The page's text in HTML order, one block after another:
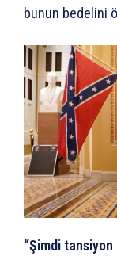
bunun bedelini
“Şimdi tansiyon